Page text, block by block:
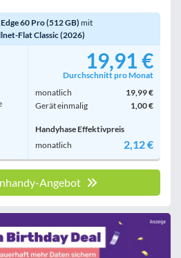
60 Pro (512 GB)mit
Flat Classic (2026)
19,91 €
Durchschnitt pro Monat
monatlich
19,99 €
Gerät einmalig
1,00 €
Handyhase Effektivpreis
monatlich
2,12 €
Angebot